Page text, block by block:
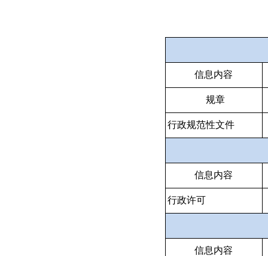
信息内容
规章
行政规范性文件
信息内容
行政许可
信息内容